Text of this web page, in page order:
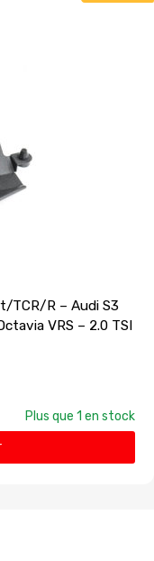
TCR/R – Audi S3
VRS – 2.0 TSI
Plus que 1 en stock